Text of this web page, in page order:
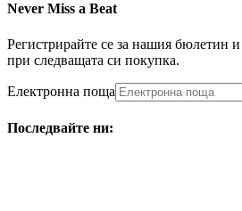
Never Miss a Beat
Регистрирайте се за нашия бюлетин
при следващата си покупка.
Електронна поща
Последвайте ни: